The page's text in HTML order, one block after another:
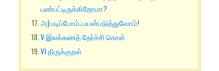
பண்பட்டிருக்கிறோமா?
அ) படிப்போம்; பயன்படுத்துவோம்!
V இலக்கணத் தேர்ச்சி கொள்
VI திருக்குறள்